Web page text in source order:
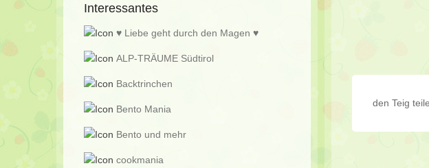
den Teig
Interessantes
♥ Liebe geht durch den Magen ♥
ALP-TRÄUME Südtirol
Backtrinchen
Bento Mania
Bento und mehr
cookmania